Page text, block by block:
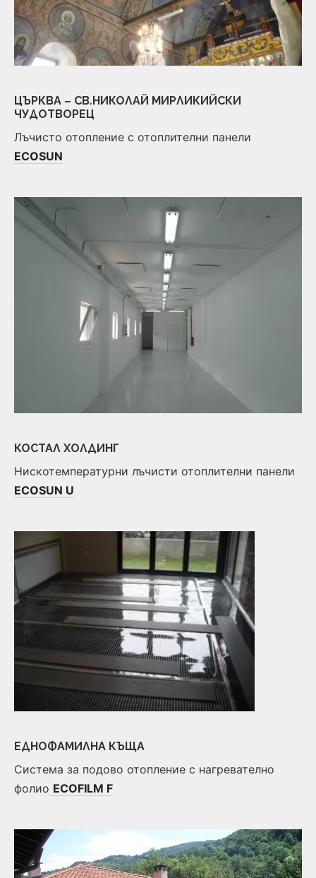
ЦЪРКВА – СВ.НИКОЛАЙ МИРЛИКИЙСКИ
ЧУДОТВОРЕЦ
Лъчисто отопление с отоплителни панели
ECOSUN
КОСТАЛ ХОЛДИНГ
Нискотемпературни лъчисти отоплителни панели
ECOSUN U
ЕДНОФАМИЛНА КЪЩА
Система за подово отопление с нагревателно
фолио ECOFILM F